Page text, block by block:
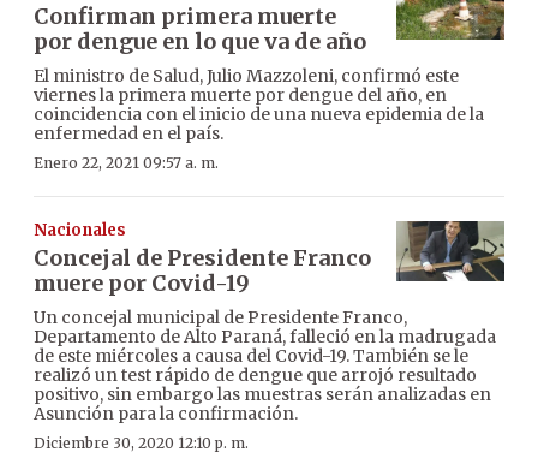
Confirman primera muerte
por dengue en lo que va de año
El ministro de Salud, Julio Mazzoleni, confirmó este
viernes la primera muerte por dengue del año, en
coincidencia con el inicio de una nueva epidemia de la
enfermedad en el país.
Enero 22, 2021 09:57 a. m.
Nacionales
Concejal de Presidente Franco
muere por Covid-19
Un concejal municipal de Presidente Franco,
Departamento de Alto Paraná, falleció en la madrugada
de este miércoles a causa del Covid-19. También se le
realizó un test rápido de dengue que arrojó resultado
positivo, sin embargo las muestras serán analizadas en
Asunción para la confirmación.
Diciembre 30, 2020 12:10 p. m.